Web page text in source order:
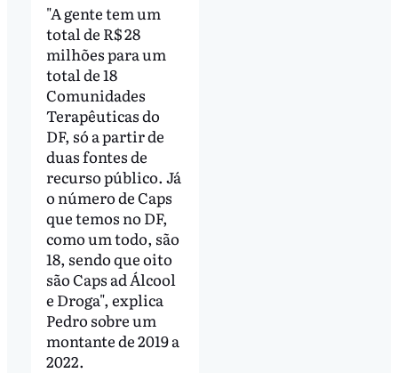
"A gente tem um
total de R$ 28
milhões para um
total de 18
Comunidades
Terapêuticas do
DF, só a partir de
duas fontes de
recurso público. Já
o número de Caps
que temos no DF,
como um todo, são
18, sendo que oito
são Caps ad Álcool
e Droga", explica
Pedro sobre um
montante de 2019 a
2022.